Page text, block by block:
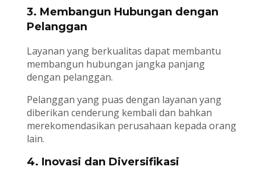
3. Membangun Hubungan dengan
Pelanggan
Layanan yang berkualitas dapat membantu
membangun hubungan jangka panjang
dengan pelanggan.
Pelanggan yang puas dengan layanan yang
diberikan cenderung kembali dan bahkan
merekomendasikan perusahaan kepada orang
lain.
4. Inovasi dan Diversifikasi